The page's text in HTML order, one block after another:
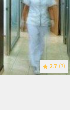
2.7 (7)